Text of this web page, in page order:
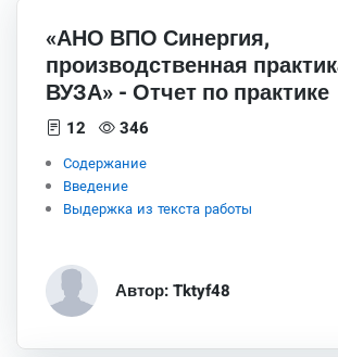
«АНО ВПО Синергия,
производственная
ВУЗА» - Отчет по практике
12 346
Содержание
Введение
Выдержка из текста работы
Автор: Tktyf48